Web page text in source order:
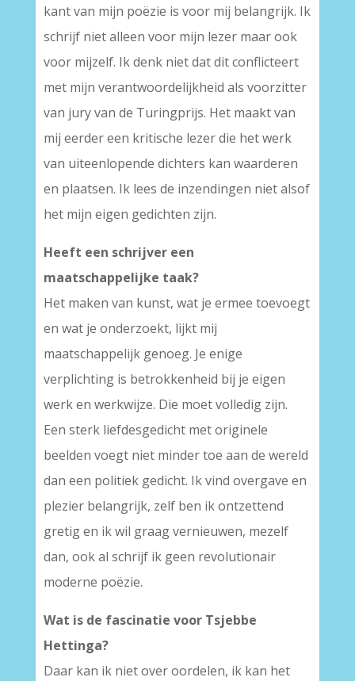
kant van mijn poëzie is voor mij belangrijk. Ik
schrijf niet alleen voor mijn lezer maar ook
voor mijzelf. Ik denk niet dat dit conflicteert
met mijn verantwoordelijkheid als voorzitter
van jury van de Turingprijs. Het maakt van
mij eerder een kritische lezer die het werk
van uiteenlopende dichters kan waarderen
en plaatsen. Ik lees de inzendingen niet alsof
het mijn eigen gedichten zijn.
Heeft een schrijver een
maatschappelijke taak?
Het maken van kunst, wat je ermee toevoegt
en wat je onderzoekt, lijkt mij
maatschappelijk genoeg. Je enige
verplichting is betrokkenheid bij je eigen
werk en werkwijze. Die moet volledig zijn.
Een sterk liefdesgedicht met originele
beelden voegt niet minder toe aan de wereld
dan een politiek gedicht. Ik vind overgave en
plezier belangrijk, zelf ben ik ontzettend
gretig en ik wil graag vernieuwen, mezelf
dan, ook al schrijf ik geen revolutionair
moderne poëzie.
Wat is de fascinatie voor Tsjebbe
Hettinga?
Daar kan ik niet over oordelen, ik kan het